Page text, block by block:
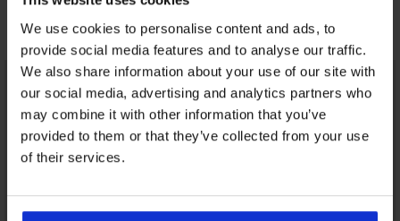
We use cookies to personalise content and ads, to
provide social media features and to analyse our traffic.
We also share information about your use of our site with
our social media, advertising and analytics partners who
may combine it with other information that you’ve
provided to them or that they’ve collected from your use
of their services.
Misschien vindt u dit ook leuk